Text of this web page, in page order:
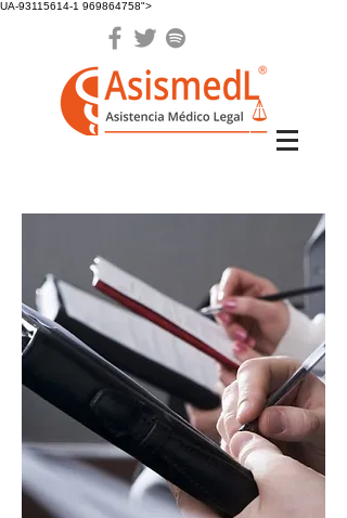
UA-93115614-1 969864758">